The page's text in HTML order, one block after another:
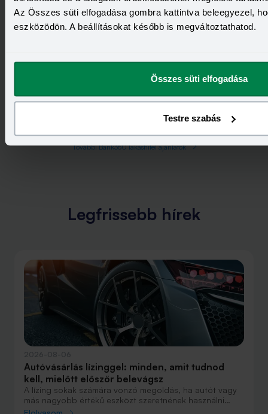
Az Összes süti elfogadása gombra kattintva beleegyezel,
eszközödön. A beállításokat később is megváltoztathatod.
Összes süti elfogadása
Testre szabás
Érdekel
TÖRLESZTŐRÉSZLET THM
7,91%
Érdekel
További Bank360 lakáshitel ajánlatok
Legfrissebb hírek
Autóvásárlás lízinggel: minden, amit tudnod
kell, mielőtt először belevágsz
A lízing sokak számára vonzó megoldás, ha autót vagy
más nagyobb értékű eszközt szeretnének használni
anélkül, hogy azt egy összegben ki kellene fizetniük.